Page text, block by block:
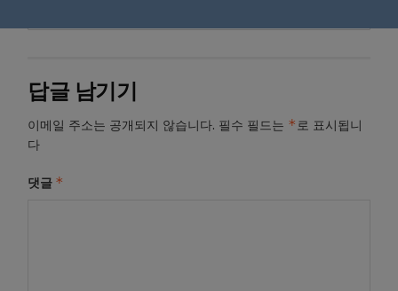
답글 남기기
이메일 주소는 공개되지 않습니다. 필수 필드는 *로 표시됩니
다
댓글 *